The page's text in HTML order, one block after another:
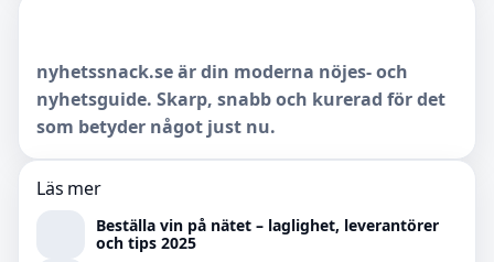
nyhetssnack.se är din moderna nöjes- och
nyhetsguide. Skarp, snabb och kurerad för det
som betyder något just nu.
Läs mer
Beställa vin på nätet – laglighet, leverantörer
och tips 2025